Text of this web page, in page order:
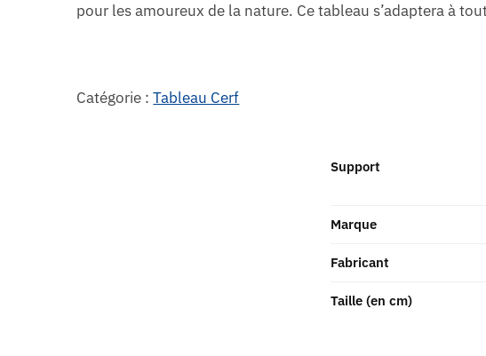
pour les amoureux de la nature. Ce tableau s’adaptera à
Catégorie :Tableau Cerf
Support
Marque
Fabricant
Taille (en cm)